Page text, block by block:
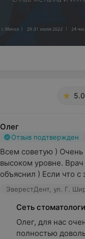
5.0
Олег
Отзыв подтвержден
Всем советую )
высоком уровне.
объяснил ) Если что с
ЭверестДент, ул. Г.
Сеть
Олег, для нас
полностью